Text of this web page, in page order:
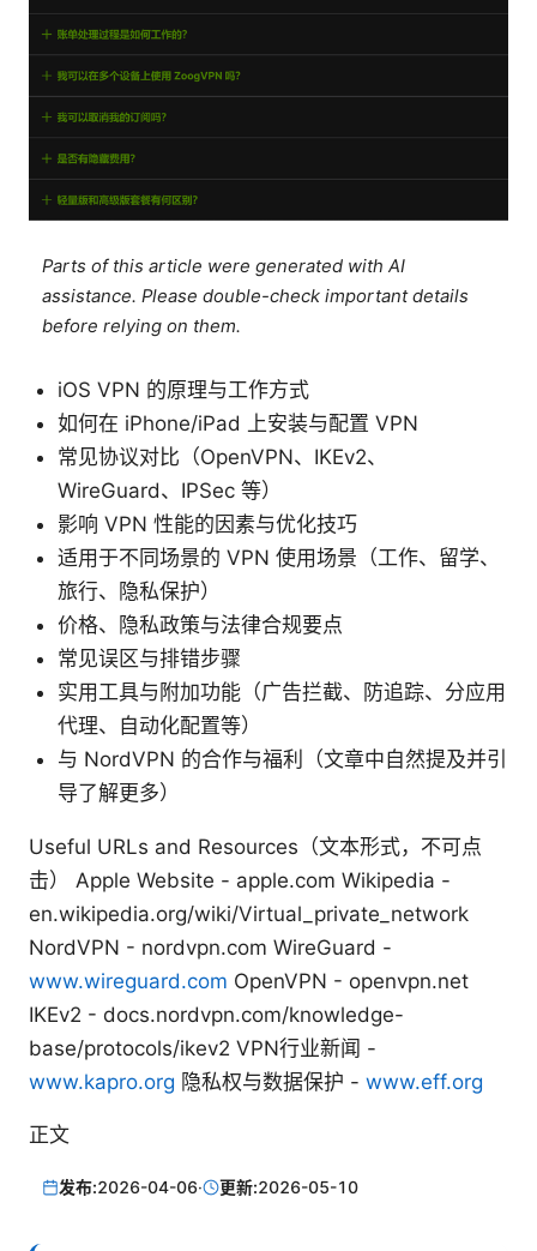
Parts of this article were generated with AI
assistance. Please double-check important details
before relying on them.
iOS VPN 的原理与工作方式
如何在 iPhone/iPad 上安装与配置 VPN
常见协议对比（OpenVPN、IKEv2、
WireGuard、IPSec 等）
影响 VPN 性能的因素与优化技巧
适用于不同场景的 VPN 使用场景（工作、留学、
旅行、隐私保护）
价格、隐私政策与法律合规要点
常见误区与排错步骤
实用工具与附加功能（广告拦截、防追踪、分应用
代理、自动化配置等）
与 NordVPN 的合作与福利（文章中自然提及并引
导了解更多）
Useful URLs and Resources（文本形式，不可点
击） Apple Website - apple.com Wikipedia -
en.wikipedia.org/wiki/Virtual_private_network
NordVPN - nordvpn.com WireGuard -
www.wireguard.com OpenVPN - openvpn.net
IKEv2 - docs.nordvpn.com/knowledge-
base/protocols/ikev2 VPN行业新闻 -
www.kapro.org 隐私权与数据保护 - www.eff.org
正文
发布:2026-04-06· 更新:2026-05-10